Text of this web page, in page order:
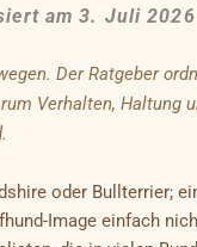
am 3. Juli 2026
Der Ratgeber
Verhalten, Haltung
oder Bullterrier;
Image einfach